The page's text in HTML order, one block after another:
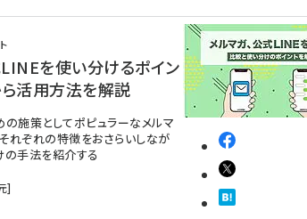
を使い分けるポイン
ら活用方法を解説
施策としてポピュラーなメルマ
れぞれの特徴をおさらいしなが
の手法を紹介する
]